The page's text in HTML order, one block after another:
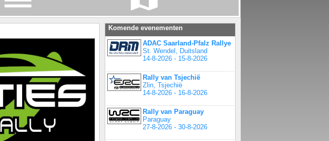
Komende evenementen
ADAC Saarland-Pfalz Rallye
St. Wendel, Duitsland
14-8-2026 - 15-8-2026
Rally van Tsjechië
Zlin, Tsjechië
14-8-2026 - 16-8-2026
Rally van Paraguay
Paraguay
27-8-2026 - 30-8-2026